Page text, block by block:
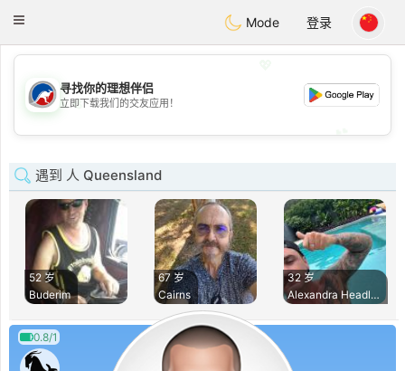
AustraliaChat
Toggle
Mode 登录
💖
💕
寻找你的理想伴侣
立即下载我们的交友应用！
遇到 人 Queensland
52 岁
Buderim
67 岁
Cairns
32 岁
Alexandra Headland
0.8/1